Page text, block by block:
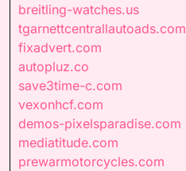
breitling-watches.us
tgarnettcentrallautoads.com
fixadvert.com
autopluz.co
save3time-c.com
vexonhcf.com
demos-pixelsparadise.com
mediatitude.com
prewarmotorcycles.com